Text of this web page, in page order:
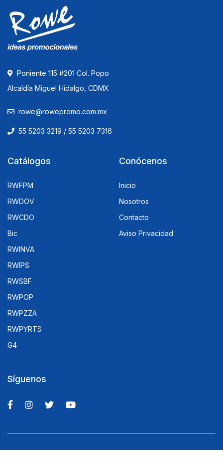
Poniente 115 #201 Col. Popo
Alcaldía Miguel Hidalgo, CDMX
rowe@rowepromo.com.mx
55 5203 3219 / 55 5203 7316
Catálogos
RWFPM
RWDOV
RWCDO
Bic
RWINVA
RWIPS
RWSBF
RWPOP
RWPZZA
RWPYRTS
G4
Conócenos
Inicio
Nosotros
Contacto
Aviso Privacidad
Síguenos